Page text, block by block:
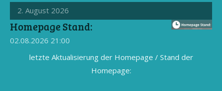
2. August 2026
Homepage Stand:
02.08.2026 21:00
letzte Aktualisierung der Homepage / Stand der
Homepage: